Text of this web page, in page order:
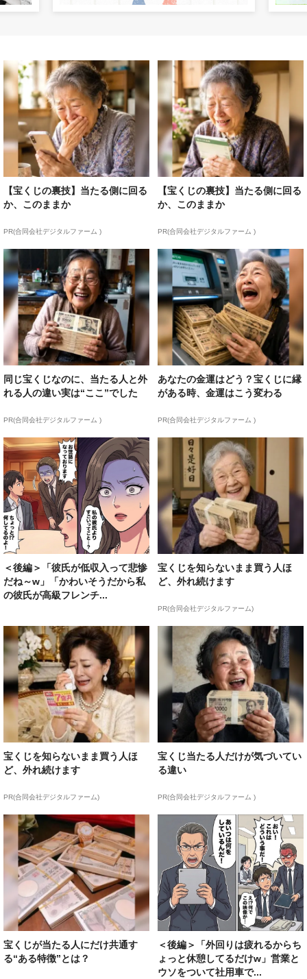
【宝くじの裏技】当たる側に回る
か、このままか
PR(合同会社デジタルファーム )
【宝くじの裏技】当たる側に回る
か、このままか
PR(合同会社デジタルファーム )
同じ宝くじなのに、当たる人と外
れる人の違い実は“ここ”でした
PR(合同会社デジタルファーム )
あなたの金運はどう？宝くじに縁
がある時、金運はこう変わる
PR(合同会社デジタルファーム )
＜後編＞「彼氏が低収入って悲惨
だね～w」「かわいそうだから私
の彼氏が高級フレンチ...
宝くじを知らないまま買う人ほ
ど、外れ続けます
PR(合同会社デジタルファーム)
宝くじを知らないまま買う人ほ
ど、外れ続けます
PR(合同会社デジタルファーム)
宝くじ当たる人だけが気づいてい
る違い
PR(合同会社デジタルファーム )
宝くじが当たる人にだけ共通す
る“ある特徴”とは？
＜後編＞「外回りは疲れるからち
ょっと休憩してるだけw」営業と
ウソをついて社用車で...